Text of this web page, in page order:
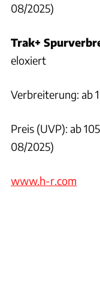
08/2025)
Trak+
eloxiert
Verbreiterung: ab
Preis (UVP): ab
08/2025)
www.h-r.com